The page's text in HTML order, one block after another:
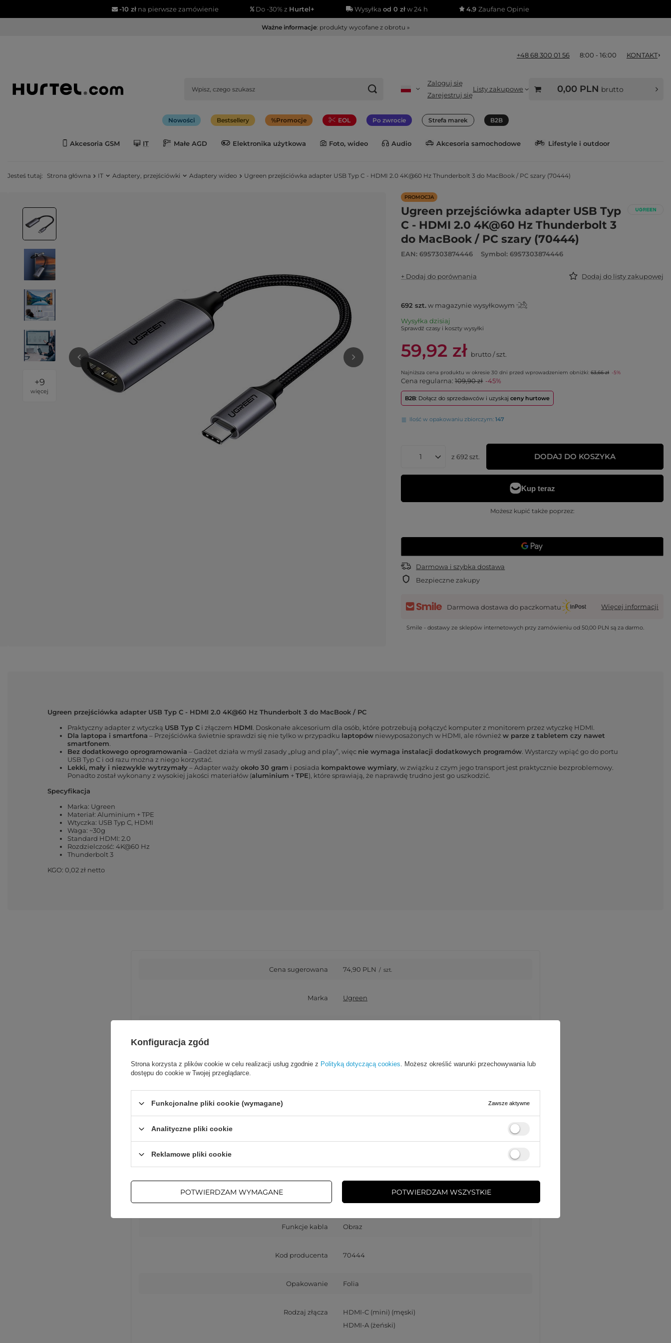
-10 złna pierwsze zamówienie Do -30% z Hurtel+ Wysyłka od 0 złw 24 h 4.9Zaufane Opinie
Ważne informacje: produkty wycofane z obrotu »
+48 68 300 01 56 8:00 - 16:00 KONTAKT
Zaloguj się
Zarejestruj się
Listy zakupowe 0,00 PLN brutto
Nowości Bestsellery Promocje EOL Po zwrocie Strefa marek B2B
Akcesoria GSM IT Małe AGD Elektronika użytkowa Foto, wideo Audio Akcesoria samochodowe Lifestyle i outdoor
Jesteś tutaj: Strona główna IT Adaptery, przejściówki Adaptery wideo Ugreen przejściówka adapter USB Typ C - HDMI 2.0 4K@60 Hz Thunderbolt 3 do MacBook / PC szary (70444)
+9
więcej
PROMOCJA
Ugreen przejściówka adapter USB Typ
C - HDMI 2.0 4K@60 Hz Thunderbolt 3
do MacBook / PC szary (70444)
EAN: 6957303874446 Symbol: 6957303874446
+ Dodaj do porównania Dodaj do listy zakupowej
692 szt.w magazynie wysyłkowym
Wysyłkadzisiaj
Sprawdź czasy i koszty wysyłki
59,92 zł brutto/szt.
Najniższa cena produktu w okresie 30 dni przed wprowadzeniem obniżki:63,66 zł -5%
Cena regularna:109,90 zł -45%
B2B: Dołącz do sprzedawców i uzyskajceny hurtowe
Ilość w opakowaniu zbiorczym:147
z692szt. DODAJ DO KOSZYKA
Możesz kupić także poprzez:
Darmowa i szybka dostawa
Bezpieczne zakupy
Darmowa dostawa do paczkomatu Więcej informacji
Smile - dostawy ze sklepów internetowych przy zamówieniu od50,00 PLN są za darmo.
Ugreen przejściówka adapter USB Typ C - HDMI 2.0 4K@60 Hz Thunderbolt 3 do MacBook / PC
Praktyczny adapter z wtyczką USB Typ C i złączem HDMI . Doskonałe akcesorium dla osób, które potrzebują połączyć komputer z monitorem przez wtyczkę HDMI.
Dla laptopa i smartfona – Przejściówka świetnie sprawdzi się nie tylko w przypadku laptopów niewyposażonych w HDMI, ale również w parze z tabletem czy nawet
smartfonem
Bez dodatkowego oprogramowania – Gadżet działa w myśl zasady „plug and play”, więc nie wymaga instalacji dodatkowych programów . Wystarczy wpiąć go do portu
USB Typ C i od razu można z niego korzystać.
Lekki, mały i niezwykle wytrzymały– Adapter waży około 30 gram i posiada kompaktowe wymiary , w związku z czym jego transport jest praktycznie bezproblemowy.
Ponadto został wykonany z wysokiej jakości materiałów (aluminium +TPE), które sprawiają, że naprawdę trudno jest go uszkodzić.
Specyfikacja
Marka: Ugreen
Materiał: Aluminium + TPE
Wtyczka: USB Typ C, HDMI
Waga: ~30g
Standard HDMI: 2.0
Rozdzielczość: 4K@60 Hz
Thunderbolt 3
KGO: 0,02 zł netto
Cena sugerowana 74,90 PLN / szt.
Marka Ugreen
Szerokość opakowania towaru w cm 12
Głębokość opakowania towaru w cm 3 Więcej
Funkcje kabla Obraz
Kod producenta 70444
Opakowanie Folia
Rodzaj złącza
HDMI-C (mini) (męski)
HDMI-A (żeński)
Konfiguracja zgód
Strona korzysta z plików cookie w celu realizacji usług zgodnie z Polityką dotyczącą cookies. Możesz określić warunki przechowywania lub
dostępu do cookie w Twojej przeglądarce.
Funkcjonalne pliki cookie (wymagane) Zawsze aktywne
Analityczne pliki cookie
Reklamowe pliki cookie
POTWIERDZAM WYMAGANE POTWIERDZAM WSZYSTKIE